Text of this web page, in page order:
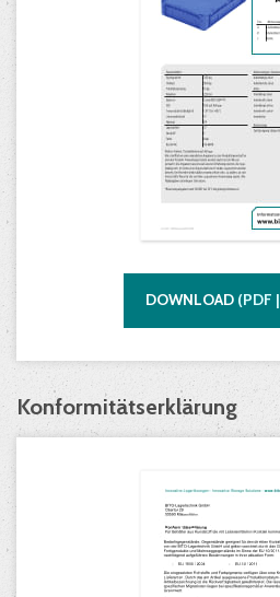
DOWNLOAD (PDF |
Konformitätserklärung